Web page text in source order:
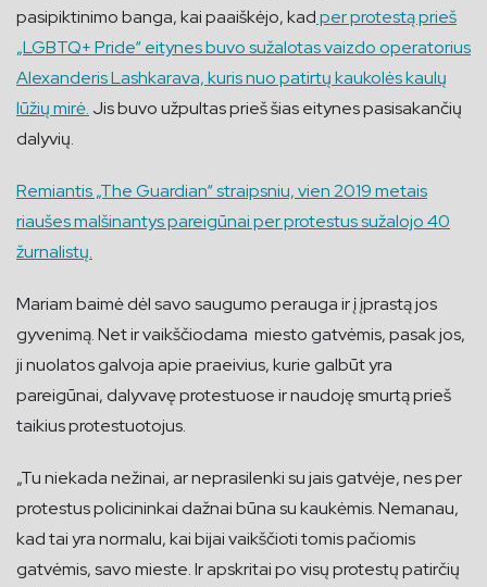
pasipiktinimo banga, kai paaiškėjo, kadper protestą prieš
„LGBTQ+ Pride“ eitynes buvo sužalotas vaizdo operatorius
Alexanderis Lashkarava, kuris nuo patirtų kaukolės kaulų
lūžių mirė. Jis buvo užpultas prieš šias eitynes pasisakančių
dalyvių.
Remiantis „The Guardian“ straipsniu, vien 2019 metais
riaušes malšinantys pareigūnai per protestus sužalojo 40
žurnalistų.
Mariam baimė dėl savo saugumo perauga ir į įprastą jos
gyvenimą. Net ir vaikščiodama miesto gatvėmis, pasak jos,
ji nuolatos galvoja apie praeivius, kurie galbūt yra
pareigūnai, dalyvavę protestuose ir naudoję smurtą prieš
taikius protestuotojus.
„Tu niekada nežinai, ar neprasilenki su jais gatvėje, nes per
protestus policininkai dažnai būna su kaukėmis. Nemanau,
kad tai yra normalu, kai bijai vaikščioti tomis pačiomis
gatvėmis, savo mieste. Ir apskritai po visų protestų patirčių